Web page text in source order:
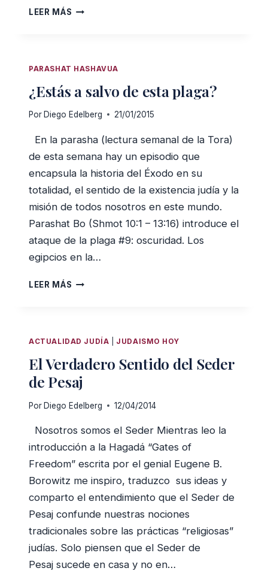
LEER MÁS ÉXODO:
LA
PARASHAT HASHAVUA
¿Estás a salvo de esta plaga?
Por Diego Edelberg 21/01/2015
En la parasha (lectura semanal de la Tora)
de esta semana hay un episodio que
encapsula la historia del Éxodo en su
totalidad, el sentido de la existencia judía y la
misión de todos nosotros en este mundo.
Parashat Bo (Shmot 10:1 – 13:16) introduce el
ataque de la plaga #9: oscuridad. Los
egipcios en la…
LEER MÁS ¿ESTÁS
ACTUALIDAD JUDÍA JUDAISMO HOY
El Verdadero Sentido del Seder
de Pesaj
PorDiego Edelberg 12/04/2014
Nosotros somos el Seder Mientras leo la
introducción a la Hagadá “Gates of
Freedom” escrita por el genial Eugene B.
Borowitz me inspiro, traduzco sus ideas y
comparto el entendimiento que el Seder de
Pesaj confunde nuestras nociones
tradicionales sobre las prácticas “religiosas”
judías. Solo piensen que el Seder de
Pesaj sucede en casa y no en…